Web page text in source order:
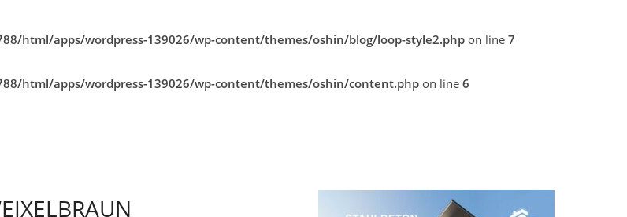
html/apps/wordpress-139026/wp-content/themes/oshin/blog/loop-style2.php on line 7
html/apps/wordpress-139026/wp-content/themes/oshin/content.php on line 6